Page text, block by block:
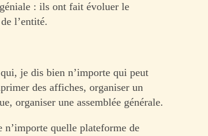
: ils ont fait évoluer le
l’entité.
je dis bien n’importe qui peut
des affiches, organiser un
organiser une assemblée générale.
quelle plateforme de